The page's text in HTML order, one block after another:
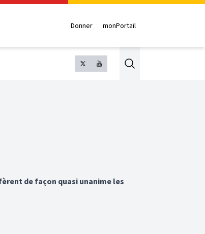
Donner monPortail
Search
de façon quasi unanime les